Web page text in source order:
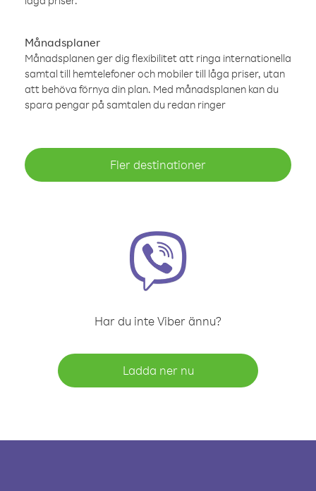
Månadsplaner
Månadsplanen ger dig flexibilitet att ringa internationella
samtal till hemtelefoner och mobiler till låga priser, utan
att behöva förnya din plan. Med månadsplanen kan du
spara pengar på samtalen du redan ringer
Fler destinationer
Har du inte Viber ännu?
Ladda ner nu